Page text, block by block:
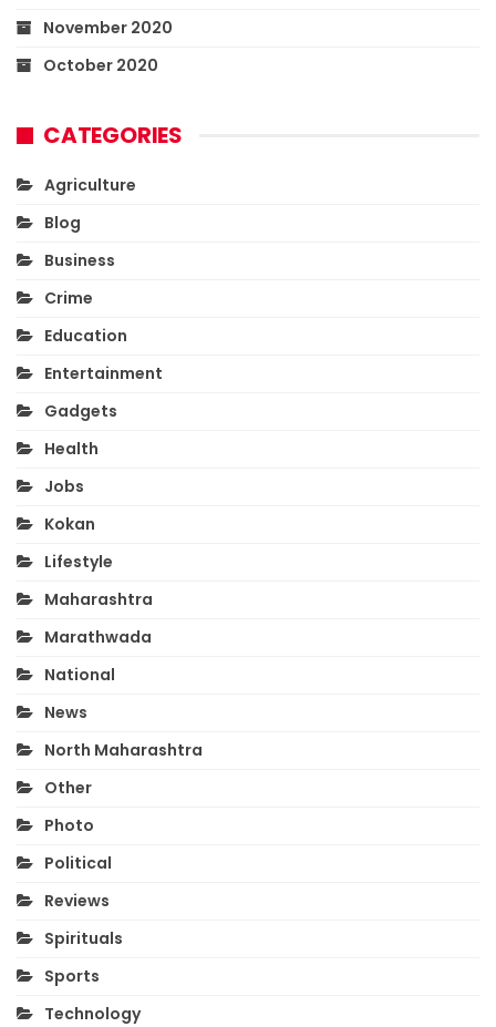
November 2020
October 2020
CATEGORIES
Agriculture
Blog
Business
Crime
Education
Entertainment
Gadgets
Health
Jobs
Kokan
Lifestyle
Maharashtra
Marathwada
National
News
North Maharashtra
Other
Photo
Political
Reviews
Spirituals
Sports
Technology